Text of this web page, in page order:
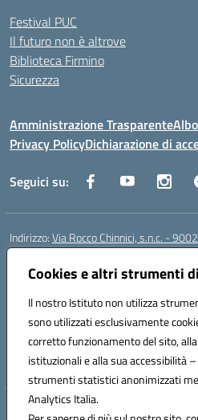
Cookies e altri strumenti
Il nostro Istituto non utilizza
sono utilizzati esclusivamente
corretto funzionamento del sito,
istituzionali e alla sua accessibilità
strumenti statistici anonimizzati
Analytics Italia.
Festival PUC
Il futuro non è altrove
Biblioteca Firmino
Sicurezza
Amministrazione Trasparente
Privacy PolicyDichiarazione di
Seguici su:
Indirizzo:Via Rocco Chinnici, s.n.c. -
Centralino:
Posta elettronica certificata (PEC):
Codice fiscale: 95005290820
Codice meccanografico:pais01700b
Codice Indice delle Pubbliche
Codice unico di fatturazione (CUF):
Hosting & Powered